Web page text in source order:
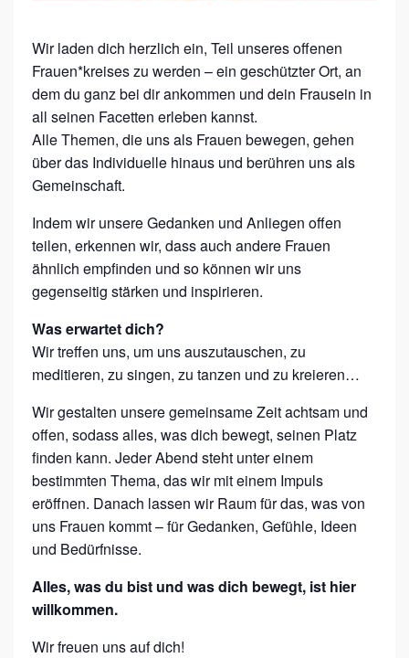
E
I
S
–
R
A
M
U
N
Z
E
T
N
U
R
F
Ü
R
D
I
Wir laden dich herzlich ein, Teil unseres offenen
Frauen*kreises zu werden – ein geschützter Ort, an
dem du ganz bei dir ankommen und dein Frausein in
all seinen Facetten erleben kannst.
Alle Themen, die uns als Frauen bewegen, gehen
über das Individuelle hinaus und berühren uns als
Gemeinschaft.
Indem wir unsere Gedanken und Anliegen offen
teilen, erkennen wir, dass auch andere Frauen
ähnlich empfinden und so können wir uns
gegenseitig stärken und inspirieren.
Was erwartet dich?
Wir treffen uns, um uns auszutauschen, zu
meditieren, zu singen, zu tanzen und zu kreieren…
Wir gestalten unsere gemeinsame Zeit achtsam und
offen, sodass alles, was dich bewegt, seinen Platz
finden kann. Jeder Abend steht unter einem
bestimmten Thema, das wir mit einem Impuls
eröffnen. Danach lassen wir Raum für das, was von
uns Frauen kommt – für Gedanken, Gefühle, Ideen
und Bedürfnisse.
Alles, was du bist und was dich bewegt, ist hier
willkommen.
Wir freuen uns auf dich!